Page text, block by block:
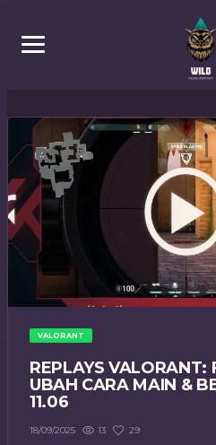
VALORANT
REPLAYS VALORANT:
UBAH CARA MAIN &
11.06
18/09/2025 13 29